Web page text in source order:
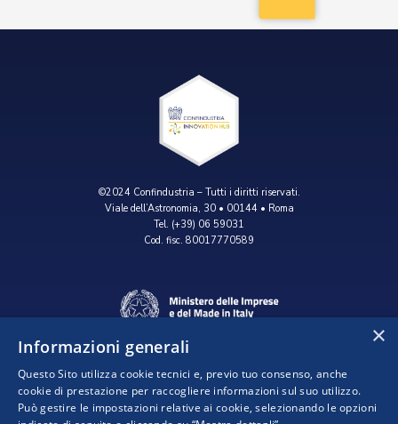
©2024 Confindustria – Tutti i diritti riservati.
Viale dell’Astronomia, 30 • 00144 • Roma
Tel. (+39) 06 59031
Cod. fisc. 80017770589
×
Informazioni generali
Questo Sito utilizza cookie tecnici e, previo tuo consenso, anche
cookie di prestazione per raccogliere informazioni sul suo utilizzo.
Può gestire le impostazioni relative ai cookie, selezionando le opzioni